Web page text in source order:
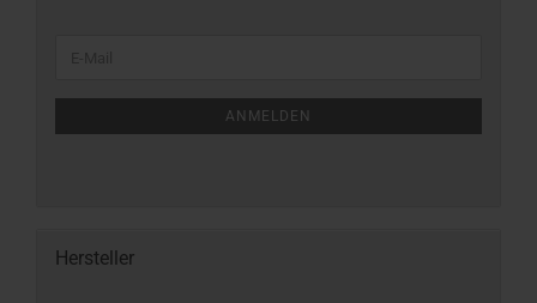
ANMELDEN
Hersteller